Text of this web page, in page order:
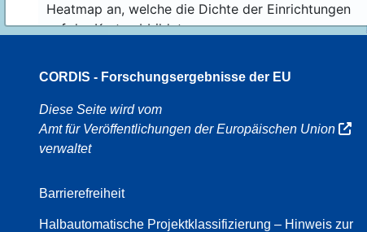
Heatmap an, welche die Dichte der Einrichtungen
auf der Karte abbildet.
CORDIS - Forschungsergebnisse der EU
Diese Seite wird vom
Amt für Veröffentlichungen der Europäischen Union
verwaltet
Barrierefreiheit
Halbautomatische Projektklassifizierung – Hinweis zur